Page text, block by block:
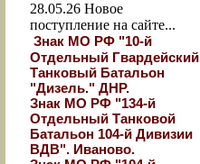
28.05.26 Новое
поступление на сайте...
Знак МО РФ "10-й
Отдельный Гвардейский
Танковый Батальон
"Дизель." ДНР.
Знак МО РФ "134-й
Отдельный Танковой
Батальон 104-й Дивизии
ВДВ". Иваново.